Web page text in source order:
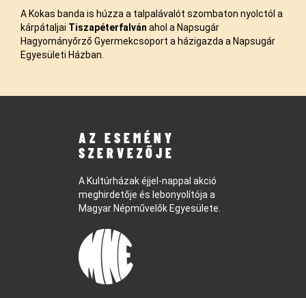
A Kokas banda is húzza a talpalávalót szombaton nyolctól a
kárpátaljai Tiszapéterfalván ahol a Napsugár
Hagyományőrző Gyermekcsoport a házigazda a Napsugár
Egyesületi Házban.
AZ ESEMÉNY
SZERVEZŐJE
A Kultúrházak éjjel-nappal akció
meghirdetője és lebonyolítója a
Magyar Népművelők Egyesülete.